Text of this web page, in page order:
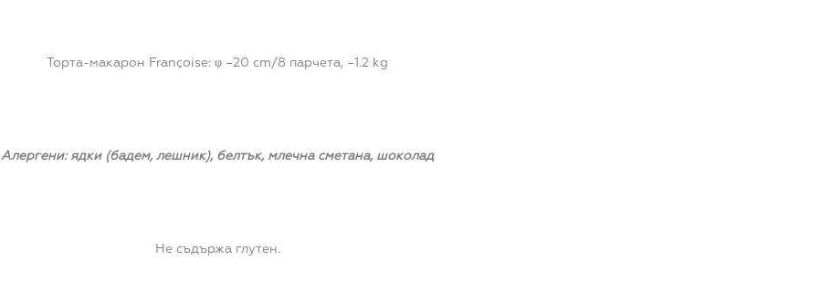
Торта-макарон Françoise: φ ~20 cm/8 парчета, ~1.2 kg
Алергени: ядки (бадем, лешник), белтък, млечна сметана, шоколад
Не съдържа глутен.